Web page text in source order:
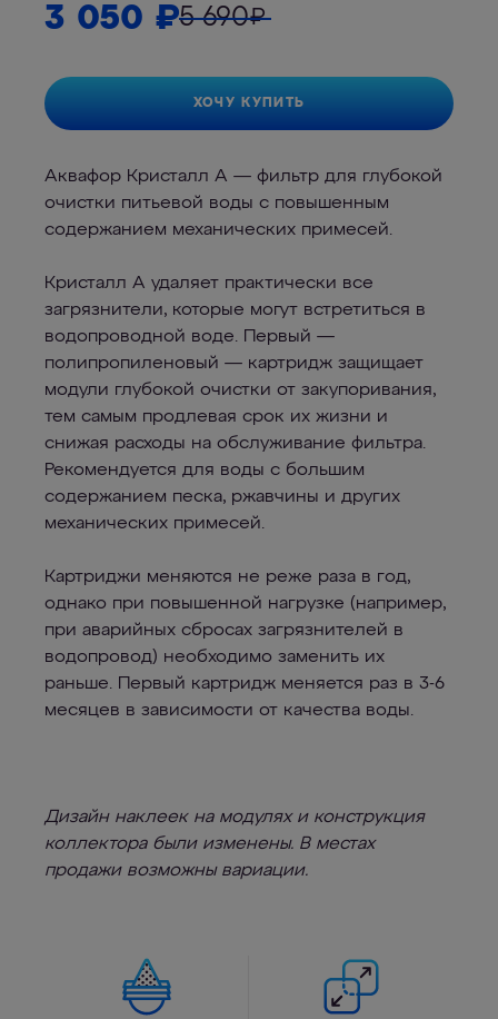
3 050 ₽5 690₽
ХОЧУ КУПИТЬ
Аквафор Кристалл А — фильтр для глубокой
очистки питьевой воды с повышенным
содержанием механических примесей.
Кристалл А удаляет практически все
загрязнители, которые могут встретиться в
водопроводной воде. Первый —
полипропиленовый — картридж защищает
модули глубокой очистки от закупоривания,
тем самым продлевая срок их жизни и
снижая расходы на обслуживание фильтра.
Рекомендуется для воды с большим
содержанием песка, ржавчины и других
механических примесей.
Картриджи меняются не реже раза в год,
однако при повышенной нагрузке (например,
при аварийных сбросах загрязнителей в
водопровод) необходимо заменить их
раньше. Первый картридж меняется раз в 3-6
месяцев в зависимости от качества воды.
Дизайн наклеек на модулях и конструкция
коллектора были изменены. В местах
продажи возможны вариации.